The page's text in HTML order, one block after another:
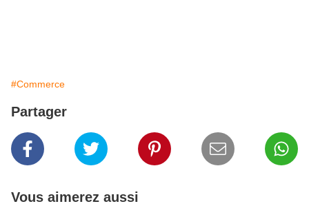
#Commerce
Partager
Vous aimerez aussi